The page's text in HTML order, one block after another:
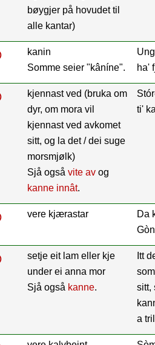
bøygjer på hovudet til
alle kantar)
kanin
Somme seier "kâníne".
ha'
kjennast ved (bruka om
dyr, om mora vil
kjennast ved avkomet
sitt, og la det / dei suge
morsmjølk)
Sjå også vite av og
kanne innât.
ti'
vere kjærastar
Da
setje eit lam eller kje
under ei anna mor
Sjå også kanne.
Itt
sitt,
a